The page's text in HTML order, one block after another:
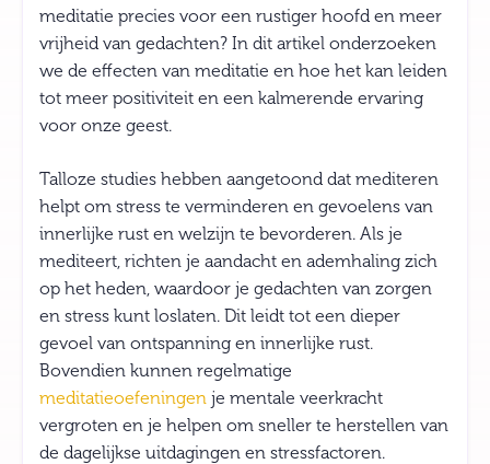
meditatie precies voor een rustiger hoofd en meer
vrijheid van gedachten? In dit artikel onderzoeken
we de effecten van meditatie en hoe het kan leiden
tot meer positiviteit en een kalmerende ervaring
voor onze geest.
Talloze studies hebben aangetoond dat mediteren
helpt om stress te verminderen en gevoelens van
innerlijke rust en welzijn te bevorderen. Als je
mediteert, richten je aandacht en ademhaling zich
op het heden, waardoor je gedachten van zorgen
en stress kunt loslaten. Dit leidt tot een dieper
gevoel van ontspanning en innerlijke rust.
Bovendien kunnen regelmatige
meditatieoefeningen je mentale veerkracht
vergroten en je helpen om sneller te herstellen van
de dagelijkse uitdagingen en stressfactoren.